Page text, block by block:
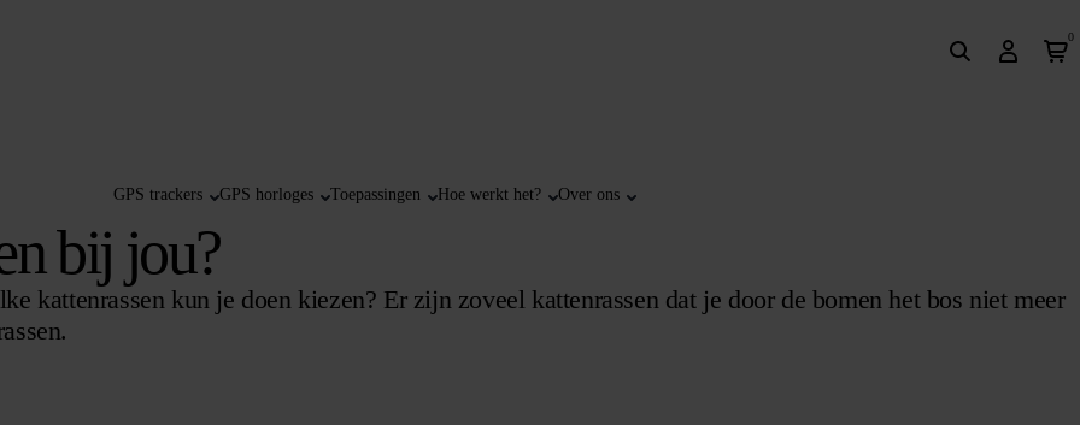
GPS trackers GPS horloges Toepassingen Hoe werkt het? Over ons
0
bij jou?
kattenrassen kun je doen kiezen? Er zijn zoveel kattenrassen dat je door de bomen het bos niet meer